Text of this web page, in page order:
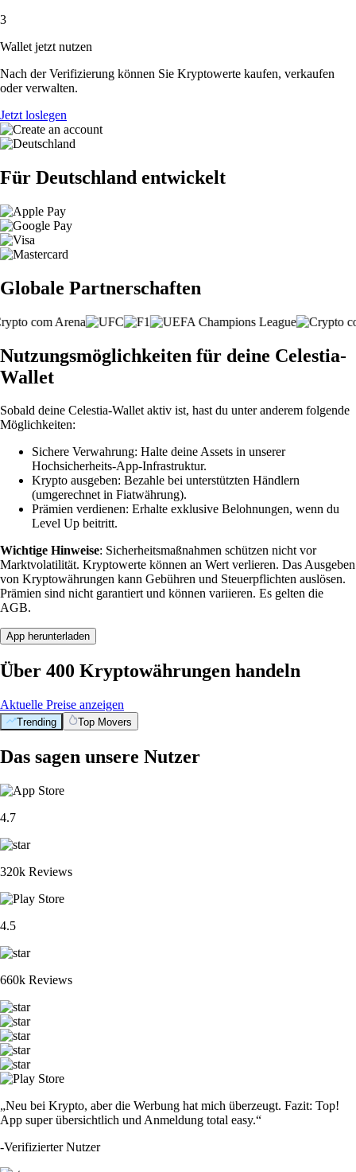
3
Wallet jetzt nutzen
Nach der Verifizierung können Sie Kryptowerte kaufen, verkaufen
oder verwalten.
Jetzt loslegen
Für Deutschland entwickelt
Globale Partnerschaften
Nutzungsmöglichkeiten für deine Celestia-
Wallet
Sobald deine Celestia-Wallet aktiv ist, hast du unter anderem folgende
Möglichkeiten:
Sichere Verwahrung: Halte deine Assets in unserer
Hochsicherheits-App-Infrastruktur.
Krypto ausgeben: Bezahle bei unterstützten Händlern
(umgerechnet in Fiatwährung).
Prämien verdienen: Erhalte exklusive Belohnungen, wenn du
Level Up beitritt.
Wichtige Hinweise: Sicherheitsmaßnahmen schützen nicht vor
Marktvolatilität. Kryptowerte können an Wert verlieren. Das Ausgeben
von Kryptowährungen kann Gebühren und Steuerpflichten auslösen.
Prämien sind nicht garantiert und können variieren. Es gelten die
AGB.
App herunterladen
Über 400 Kryptowährungen handeln
Aktuelle Preise anzeigen
Trending Top Movers
Das sagen unsere Nutzer
4.7
320k Reviews
4.5
660k Reviews
„Neu bei Krypto, aber die Werbung hat mich überzeugt. Fazit: Top!
App super übersichtlich und Anmeldung total easy.“
-Verifizierter Nutzer